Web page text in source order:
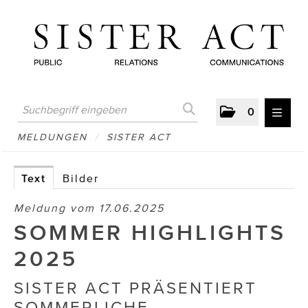
0
MELDUNGEN
AUSTRIAN PRESS DAY
ATELIER FĒ.
CUBE
MELDUNGEN / SISTER ACT
Text Bilder
Meldung vom 17.06.2025
SOMMER HIGHLIGHTS
2025
SISTER ACT PRÄSENTIERT